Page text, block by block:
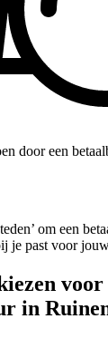
door een
om een
je past voor
voor
in